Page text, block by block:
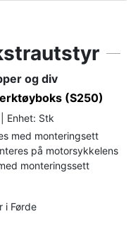
og div
(S250)
Enhet: Stk
med monteringsett
på motorsykkelens
monteringssett
i Førde